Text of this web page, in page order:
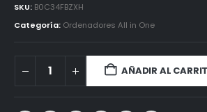
SKU: B0C34FBZXH
Categoría: Ordenadores All in One
AÑADIR AL